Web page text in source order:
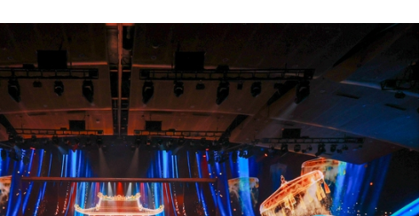
Bình luận
Hậu trường sao
360 độ thể thao
Sản phẩm mới
Tư vấn
Video
Thời sự
Khám phá